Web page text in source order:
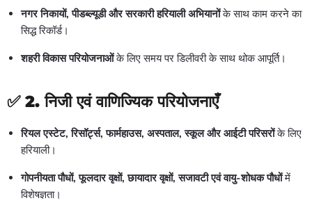
नगर निकायों, पीडब्ल्यूडी और सरकारी हरियाली अभियानोंके साथ काम करने का
सिद्ध रिकॉर्ड।
शहरी विकास परियोजनाओंके लिए समय पर डिलीवरी के साथ थोक आपूर्ति।
✅ 2. निजी एवं वाणिज्यिक परियोजनाएँ
रियल एस्टेट, रिसॉर्ट्स, फार्महाउस, अस्पताल, स्कूल और आईटी परिसरोंके लिए
हरियाली।
गोपनीयता पौधों, फूलदार वृक्षों, छायादार वृक्षों, सजावटी एवं वायु-शोधक पौधोंमें
विशेषज्ञता।